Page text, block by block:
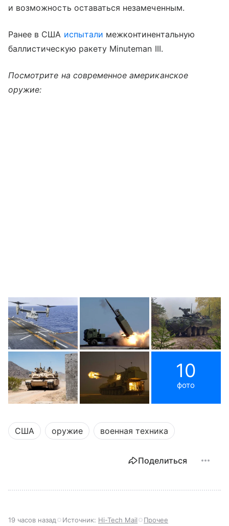
и возможность оставаться незамеченным.
Ранее в США испытали межконтинентальную
баллистическую ракету Minuteman III.
Посмотрите на современное американское
оружие:
10
фото
США оружие военная техника
Поделиться
19 часов назад Источник: Hi-Tech Mail Прочее